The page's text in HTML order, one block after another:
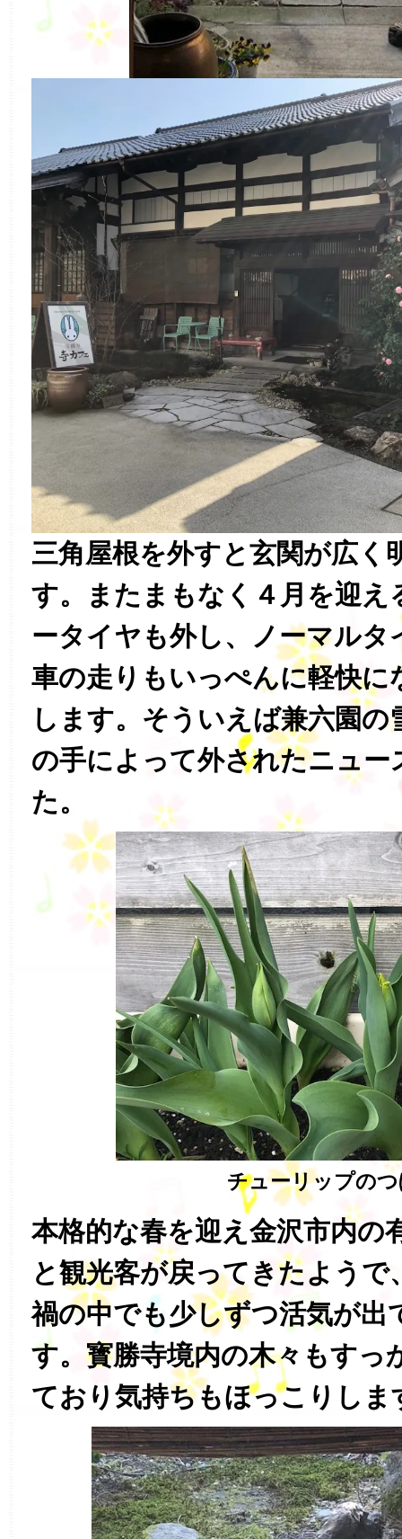
三角屋根を外すと玄関が広く
す。またまもなく４月を迎え
ータイヤも外し、ノーマルタ
車の走りもいっぺんに軽快に
します。そういえば兼六園の
の手によって外されたニュー
た。
チューリップの
本格的な春を迎え金沢市内の
と観光客が戻ってきたよう
禍の中でも少しずつ活気が出
す。寳勝寺境内の木々もすっ
ており気持ちもほっこりしま